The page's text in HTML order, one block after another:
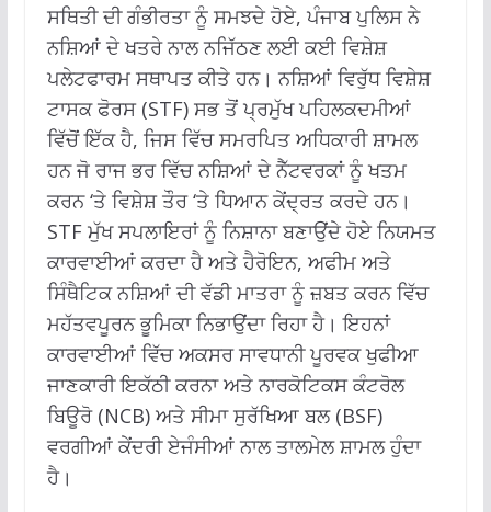
ਸਥਿਤੀ ਦੀ ਗੰਭੀਰਤਾ ਨੂੰ ਸਮਝਦੇ ਹੋਏ, ਪੰਜਾਬ ਪੁਲਿਸ ਨੇ
ਨਸ਼ਿਆਂ ਦੇ ਖਤਰੇ ਨਾਲ ਨਜਿੱਠਣ ਲਈ ਕਈ ਵਿਸ਼ੇਸ਼
ਪਲੇਟਫਾਰਮ ਸਥਾਪਤ ਕੀਤੇ ਹਨ। ਨਸ਼ਿਆਂ ਵਿਰੁੱਧ ਵਿਸ਼ੇਸ਼
ਟਾਸਕ ਫੋਰਸ (STF) ਸਭ ਤੋਂ ਪ੍ਰਮੁੱਖ ਪਹਿਲਕਦਮੀਆਂ
ਵਿੱਚੋਂ ਇੱਕ ਹੈ, ਜਿਸ ਵਿੱਚ ਸਮਰਪਿਤ ਅਧਿਕਾਰੀ ਸ਼ਾਮਲ
ਹਨ ਜੋ ਰਾਜ ਭਰ ਵਿੱਚ ਨਸ਼ਿਆਂ ਦੇ ਨੈੱਟਵਰਕਾਂ ਨੂੰ ਖਤਮ
ਕਰਨ ‘ਤੇ ਵਿਸ਼ੇਸ਼ ਤੌਰ ‘ਤੇ ਧਿਆਨ ਕੇਂਦ੍ਰਤ ਕਰਦੇ ਹਨ।
STF ਮੁੱਖ ਸਪਲਾਇਰਾਂ ਨੂੰ ਨਿਸ਼ਾਨਾ ਬਣਾਉਂਦੇ ਹੋਏ ਨਿਯਮਤ
ਕਾਰਵਾਈਆਂ ਕਰਦਾ ਹੈ ਅਤੇ ਹੈਰੋਇਨ, ਅਫੀਮ ਅਤੇ
ਸਿੰਥੈਟਿਕ ਨਸ਼ਿਆਂ ਦੀ ਵੱਡੀ ਮਾਤਰਾ ਨੂੰ ਜ਼ਬਤ ਕਰਨ ਵਿੱਚ
ਮਹੱਤਵਪੂਰਨ ਭੂਮਿਕਾ ਨਿਭਾਉਂਦਾ ਰਿਹਾ ਹੈ। ਇਹਨਾਂ
ਕਾਰਵਾਈਆਂ ਵਿੱਚ ਅਕਸਰ ਸਾਵਧਾਨੀ ਪੂਰਵਕ ਖੁਫੀਆ
ਜਾਣਕਾਰੀ ਇਕੱਠੀ ਕਰਨਾ ਅਤੇ ਨਾਰਕੋਟਿਕਸ ਕੰਟਰੋਲ
ਬਿਊਰੋ (NCB) ਅਤੇ ਸੀਮਾ ਸੁਰੱਖਿਆ ਬਲ (BSF)
ਵਰਗੀਆਂ ਕੇਂਦਰੀ ਏਜੰਸੀਆਂ ਨਾਲ ਤਾਲਮੇਲ ਸ਼ਾਮਲ ਹੁੰਦਾ
ਹੈ।